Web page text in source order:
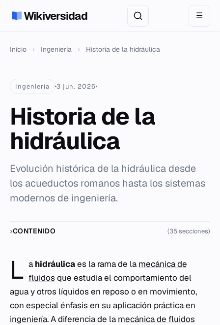
Wikiversidad ☰
Inicio › Ingeniería › Historia de la hidráulica
Ingeniería 3 jun. 2026
Historia de la
hidráulica
Evolución histórica de la hidráulica desde
los acueductos romanos hasta los sistemas
modernos de ingeniería.
CONTENIDO (35 secciones)
L a hidráulicaes la rama de la mecánica de
fluidos que estudia el comportamiento del
agua y otros líquidos en reposo o en movimiento,
con especial énfasis en su aplicación práctica en
ingeniería. A diferencia de la mecánica de fluidos